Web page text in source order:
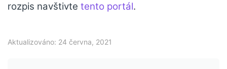
rozpis navštivte tento portál.
Aktualizováno: 24 června, 2021